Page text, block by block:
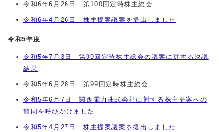
令和6年6月26日 第100回定時株主総会
令和6年4月26日 株主提案議案を提出しました
令和5年度
令和5年7月3日 第99回定時株主総会の議案に対する決議
結果
令和5年6月28日 第99回定時株主総会
令和5年6月7日 関西電力株式会社に対する株主提案への
賛同を呼びかけました
令和5年4月27日 株主提案議案を提出しました